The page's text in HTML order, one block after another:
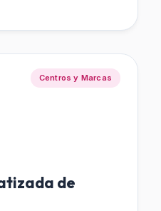
Centros y Marcas
de